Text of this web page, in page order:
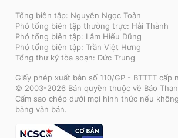
Tổng biên tập: Nguyễn Ngọc Toàn
Phó tổng biên tập thường trực: Hải Thành
Phó tổng biên tập: Lâm Hiếu Dũng
Phó tổng biên tập: Trần Việt Hưng
Tổng thư ký tòa soạn: Đức Trung
Giấy phép xuất bản số 110/GP - BTTTT cấp
© 2003-2026 Bản quyền thuộc về Báo
Cấm sao chép dưới mọi hình thức nếu
bằng văn bản.